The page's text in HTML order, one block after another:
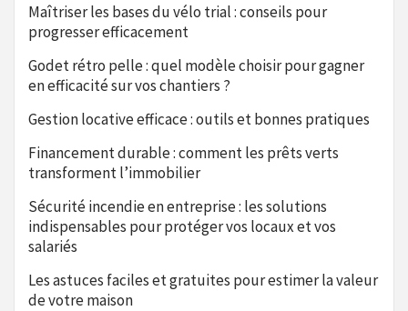
Maîtriser les bases du vélo trial : conseils pour
progresser efficacement
Godet rétro pelle : quel modèle choisir pour gagner
en efficacité sur vos chantiers ?
Gestion locative efficace : outils et bonnes pratiques
Financement durable : comment les prêts verts
transforment l’immobilier
Sécurité incendie en entreprise : les solutions
indispensables pour protéger vos locaux et vos
salariés
Les astuces faciles et gratuites pour estimer la valeur
de votre maison